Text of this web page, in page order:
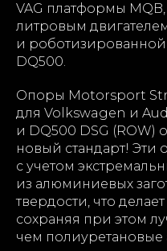
VAG платформы
литровым
и
DQ500.
Опоры Motorsport
для Volkswagen и
и DQ500 DSG (ROW)
новый стандарт! Эти
с учетом
из алюминиевых
твердости, что
сохраняя при этом
чем полиуретановые